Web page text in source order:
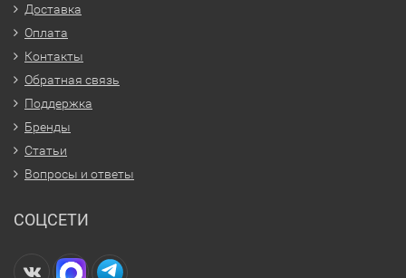
Доставка
Оплата
Контакты
Обратная связь
Поддержка
Бренды
Статьи
Вопросы и ответы
СОЦСЕТИ